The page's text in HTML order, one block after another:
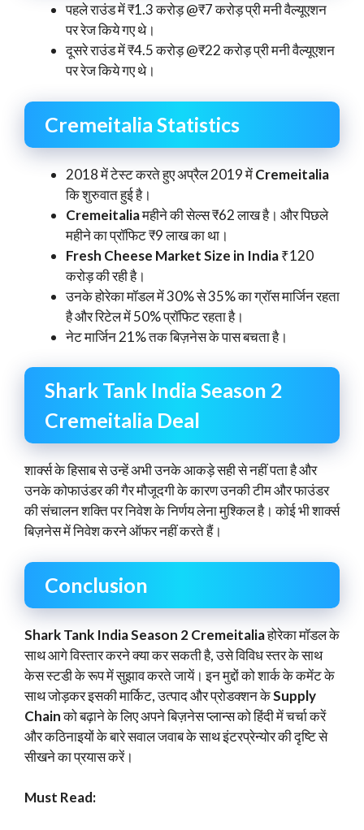
पहले राउंड में ₹1.3 करोड़ @₹7 करोड़ प्री मनी वैल्यूएशन
पर रेज किये गए थे।
दूसरे राउंड में ₹4.5 करोड़ @₹22 करोड़ प्री मनी वैल्यूएशन
पर रेज किये गए थे।
Cremeitalia Statistics
2018 में टेस्ट करते हुए अप्रैल 2019 मेंCremeitalia
कि शुरुवात हुई है।
Cremeitaliaमहीने की सेल्स ₹62 लाख है। और पिछले
महीने का प्रॉफिट ₹9 लाख का था।
Fresh Cheese Market Size in India₹120
करोड़ की रही है।
उनके होरेका मॉडल में 30% से 35% का ग्रॉस मार्जिन रहता
है और रिटेल में 50% प्रॉफिट रहता है।
नेट मार्जिन 21% तक बिज़नेस के पास बचता है।
Shark Tank India Season 2
Cremeitalia Deal
शार्क्स के हिसाब से उन्हें अभी उनके आकड़े सही से नहीं पता है और
उनके कोफाउंडर की गैर मौजूदगी के कारण उनकी टीम और फाउंडर
की संचालन शक्ति पर निवेश के निर्णय लेना मुश्किल है। कोई भी शार्क्स
बिज़नेस में निवेश करने ऑफर नहीं करते हैं।
Conclusion
Shark Tank India Season 2 Cremeitaliaहोरेका मॉडल के
साथ आगे विस्तार करने क्या कर सकती है, उसे विविध स्तर के साथ
केस स्टडी के रूप में सुझाव करते जायें। इन मुद्दों को शार्क के कमेंट के
साथ जोड़कर इसकी मार्किट, उत्पाद और प्रोडक्शन केSupply
Chainको बढ़ाने के लिए अपने बिज़नेस प्लान्स को हिंदी में चर्चा करें
और कठिनाइयों के बारे सवाल जवाब के साथ इंटरप्रेन्योर की दृष्टि से
सीखने का प्रयास करें।
Must Read: